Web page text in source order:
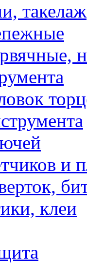
такелаж
и
клеи